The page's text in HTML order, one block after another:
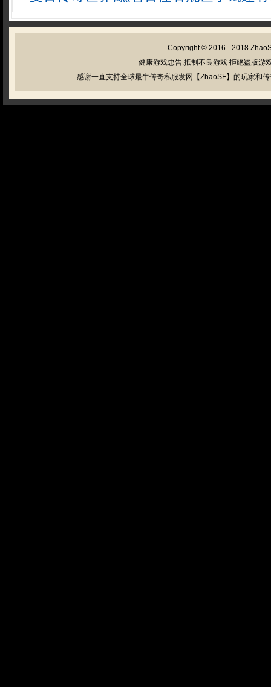
Copyright © 2016 - 2018
健康游戏忠告:抵制不良游戏 拒绝盗版游
感谢一直支持全球最牛传奇私服发网【ZhaoSF】的玩家和